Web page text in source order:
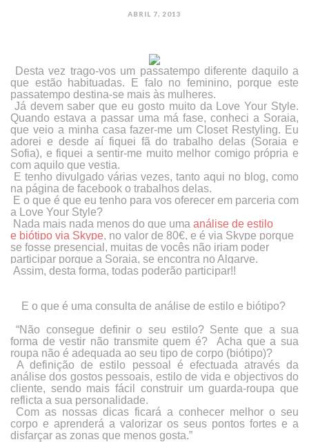
ABRIL 7, 2013
Desta vez trago-vos um passatempo diferente daquilo a
que estão habituadas. E falo no feminino, porque este
passatempo destina-se mais às mulheres.
Já devem saber que eu gosto muito da
Love Your Style.
Quando estava a passar uma má fase, conheci a Soraia,
que veio a minha casa fazer-me um Closet Restyling. Eu
adorei e desde aí fiquei fã do trabalho delas (Soraia e
Sofia), e fiquei a sentir-me muito melhor comigo própria e
com aquilo que vestia.
E tenho divulgado várias vezes, tanto aqui no blog, como
na página de facebook o trabalhos delas.
E o que é que eu tenho para vos oferecer em parceria com
a
Love Your Style?
Nada mais nada menos do que uma análise de estilo
e biótipo via Skype, no valor de 80€, e é via Skype porque
se fosse presencial, muitas de vocês não iriam poder
participar porque a Soraia, se encontra no Algarve.
Assim, desta forma, todas poderão participar!!
E o que é uma consulta de análise de estilo e biótipo?
“Não consegue definir o seu estilo? Sente que a sua
forma de vestir não transmite quem é? Acha que a sua
roupa não é adequada ao seu tipo de corpo (biótipo)?
A definição de estilo pessoal é efectuada através da
análise dos gostos pessoais, estilo de vida e objectivos do
cliente, sendo mais fácil construir um guarda-roupa que
reflicta a sua personalidade.
Com as nossas dicas ficará a conhecer melhor o seu
corpo e aprenderá a valorizar os seus pontos fortes e a
disfarçar as zonas que menos gosta.”